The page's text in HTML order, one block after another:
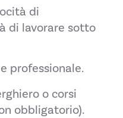
di
di lavorare sotto
professionale.
o corsi
obbligatorio).